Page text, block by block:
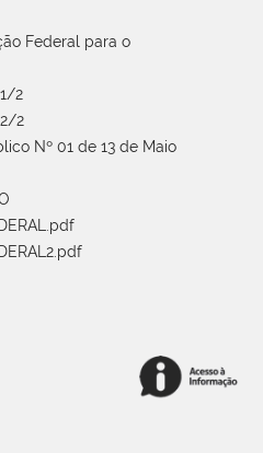
Federal para o
2
2
Nº 01 de 13 de Maio